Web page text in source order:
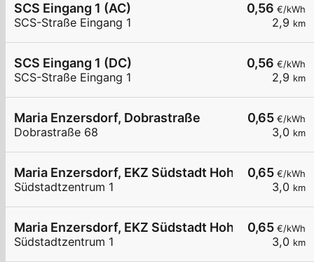
0,56 €/kWh
2,9 km
SCS Eingang 1 (AC)
SCS-Straße Eingang 1
0,56 €/kWh
2,9 km
SCS Eingang 1 (DC)
SCS-Straße Eingang 1
0,65 €/kWh
3,0 km
Maria Enzersdorf, Dobrastraße
Dobrastraße 68
0,65 €/kWh
3,0 km
Maria Enzersdorf, EKZ Südstadt Hohe-Wand-Str.
Südstadtzentrum 1
0,65 €/kWh
3,0 km
Maria Enzersdorf, EKZ Südstadt Hohe-Wand-Str.
Südstadtzentrum 1